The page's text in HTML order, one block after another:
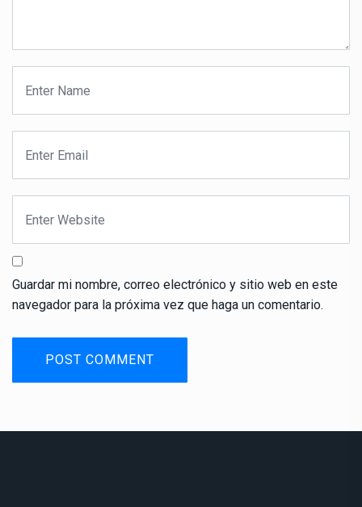
Guardar mi nombre, correo electrónico y sitio web en este
navegador para la próxima vez que haga un comentario.